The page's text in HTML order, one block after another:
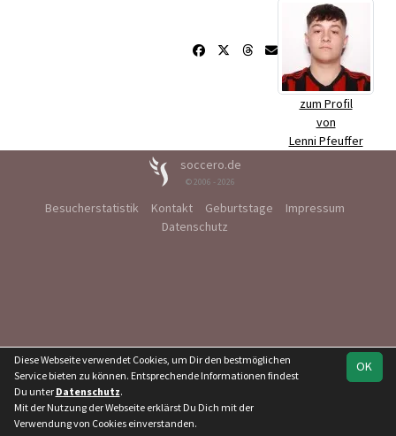
zum Profil
von
Lenni Pfeuffer
soccero.de
© 2006 - 2026
Besucherstatistik Kontakt Geburtstage
Impressum
Datenschutz
OK
Diese Webseite verwendet Cookies, um Dir den bestmöglichen
Service bieten zu können. Entsprechende Informationen findest
Du unter Datenschutz.
Mit der Nutzung der Webseite erklärst Du Dich mit der
Verwendung von Cookies einverstanden.